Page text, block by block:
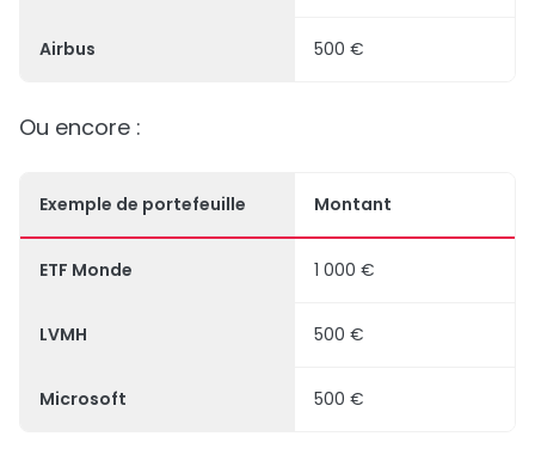
Airbus 500 €
Ou encore :
Exemple de portefeuille Montant
ETF Monde 1 000 €
LVMH 500 €
Microsoft 500 €